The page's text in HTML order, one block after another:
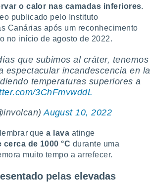
o calor nas camadas inferiores.
publicado pelo Instituto
Canárias após um reconhecimento
no início de agosto de 2022.
que subimos al cráter, tenemos
espectacular incandescencia en la
temperaturas superiores a
3ChFmvwddL
August 10, 2022
quea lava atinge
de 1000 °C durante uma
muito tempo a arrefecer.
pelas elevadas